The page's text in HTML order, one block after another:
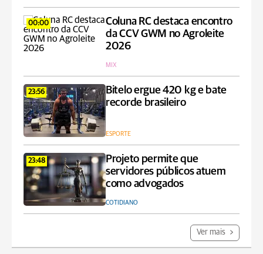
00:00
Coluna RC destaca encontro
da CCV GWM no Agroleite
2026
MIX
23:56
Bitelo ergue 420 kg e bate
recorde brasileiro
ESPORTE
23:48
Projeto permite que
servidores públicos atuem
como advogados
COTIDIANO
Ver mais